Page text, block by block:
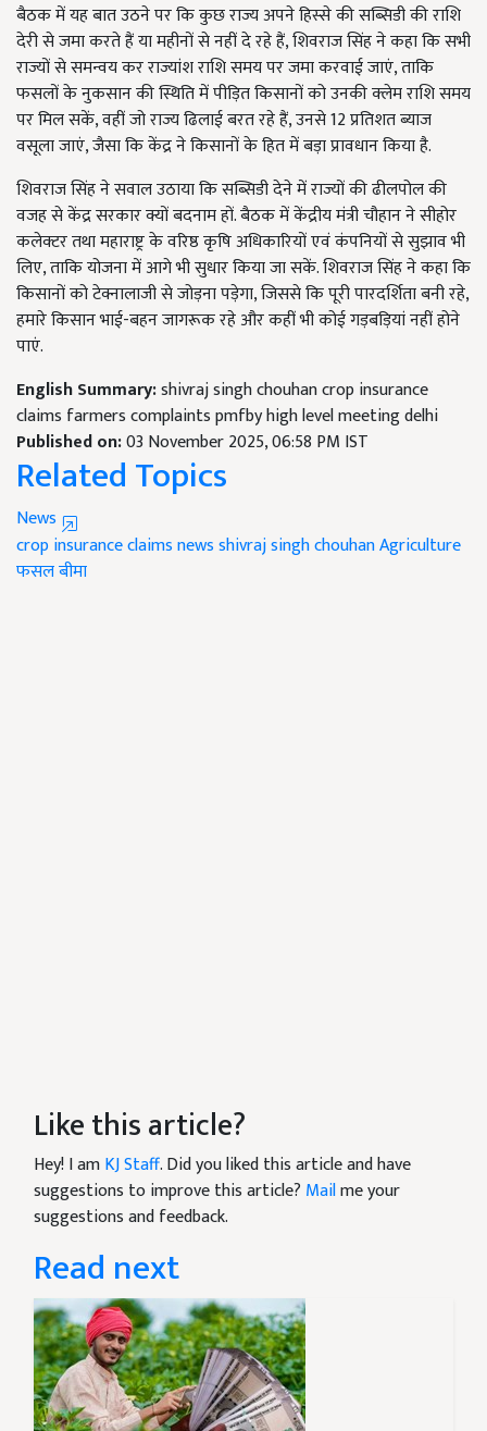
बैठक में यह बात उठने पर कि कुछ राज्य अपने हिस्से की सब्सिडी की राशि
देरी से जमा करते हैं या महीनों से नहीं दे रहे हैं, शिवराज सिंह ने कहा कि सभी
राज्यों से समन्वय कर राज्यांश राशि समय पर जमा करवाई जाएं, ताकि
फसलों के नुकसान की स्थिति में पीड़ित किसानों को उनकी क्लेम राशि समय
पर मिल सकें, वहीं जो राज्य ढिलाई बरत रहे हैं, उनसे 12 प्रतिशत ब्याज
वसूला जाएं, जैसा कि केंद्र ने किसानों के हित में बड़ा प्रावधान किया है.
शिवराज सिंह ने सवाल उठाया कि सब्सिडी देने में राज्यों की ढीलपोल की
वजह से केंद्र सरकार क्यों बदनाम हों. बैठक में केंद्रीय मंत्री चौहान ने सीहोर
कलेक्टर तथा महाराष्ट्र के वरिष्ठ कृषि अधिकारियों एवं कंपनियों से सुझाव भी
लिए, ताकि योजना में आगे भी सुधार किया जा सकें. शिवराज सिंह ने कहा कि
किसानों को टेक्नालाजी से जोड़ना पड़ेगा, जिससे कि पूरी पारदर्शिता बनी रहे,
हमारे किसान भाई-बहन जागरूक रहे और कहीं भी कोई गड़बड़ियां नहीं होने
पाएं.
English Summary:shivraj singh chouhan crop insurance
claims farmers complaints pmfby high level meeting delhi
Published on:03 November 2025, 06:58 PM IST
Related Topics
News
crop insurance claimsnewsshivraj singh chouhanAgriculture
फसल बीमा
Like this article?
Hey! I amKJ Staff. Did you liked this article and have
suggestions to improve this article? Mailme your
suggestions and feedback.
Read next